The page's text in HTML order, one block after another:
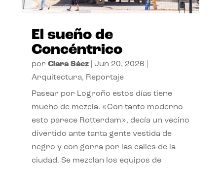
El sueño de
Concéntrico
por Clara Sáez| Jun 20, 2026
Arquitectura, Reportaje
Pasear por Logroño estos días tiene
mucho de mezcla. «Con tanto moderno
esto parece Rotterdam», decía un vecino
divertido ante tanta gente vestida de
negro y con gorra por las calles de la
ciudad. Se mezclan los equipos de